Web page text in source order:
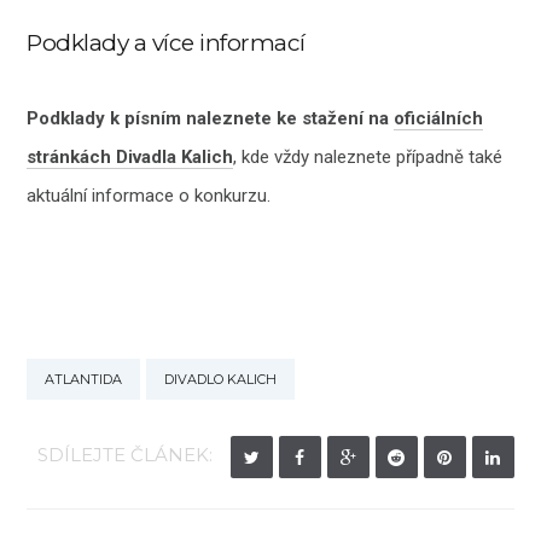
Podklady a více informací
Podklady k písním naleznete ke stažení na oficiálních
stránkách Divadla Kalich, kde vždy naleznete případně také
aktuální informace o konkurzu.
ATLANTIDA DIVADLO KALICH
SDÍLEJTE ČLÁNEK: